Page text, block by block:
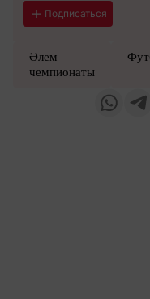
Подписаться
Әлем
чемпионаты